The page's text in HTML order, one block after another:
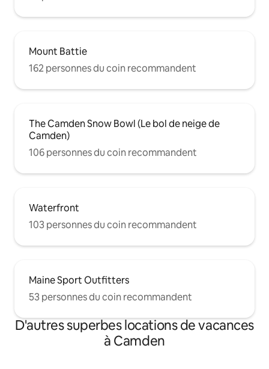
Mount Battie
162 personnes du coin recommandent
The Camden Snow Bowl (Le bol de neige de
Camden)
106 personnes du coin recommandent
Waterfront
103 personnes du coin recommandent
Maine Sport Outfitters
53 personnes du coin recommandent
D'autres superbes locations de vacances
à Camden